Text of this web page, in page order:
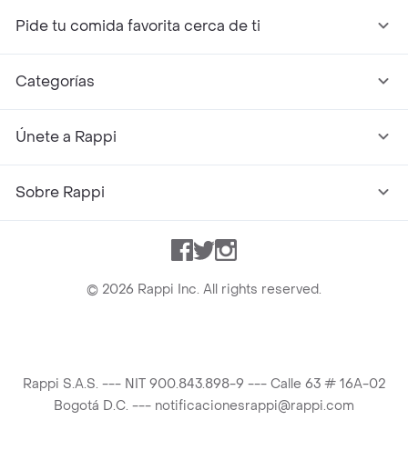
Pide tu comida favorita cerca de ti
Categorías
Únete a Rappi
Sobre Rappi
Facebook
TwitterInstagram
© 2026 Rappi Inc. All rights reserved.
Rappi S.A.S. --- NIT 900.843.898-9 --- Calle 63 # 16A-02
Bogotá D.C. --- notificacionesrappi@rappi.com